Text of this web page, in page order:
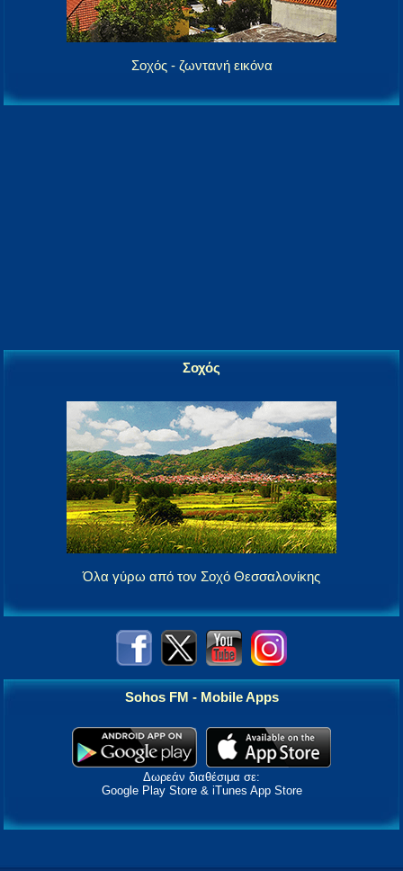
Σοχός - ζωντανή εικόνα
Σοχός
Όλα γύρω από τον Σοχό Θεσσαλονίκης
Sohos FM - Mobile Apps
Δωρεάν διαθέσιμα σε:
Google Play Store & iTunes App Store